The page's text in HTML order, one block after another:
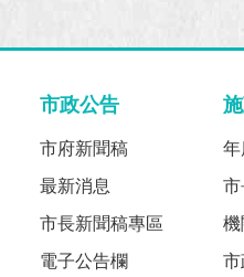
市政公告
市府新聞稿
最新消息
市長新聞稿專區
電子公告欄
年
市
機
市